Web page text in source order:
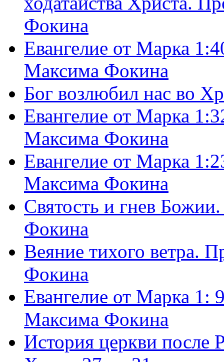
Фокина
Евангелие от Марка
Максима Фокина
Бог возлюбил нас во
Евангелие от Марка
Максима Фокина
Евангелие от Марка
Максима Фокина
Святость и гнев
Фокина
Веяние тихого ветра.
Фокина
Евангелие от Марка 1:
Максима Фокина
История церкви